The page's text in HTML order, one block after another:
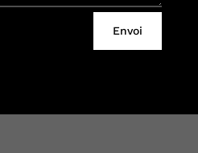
Envoi